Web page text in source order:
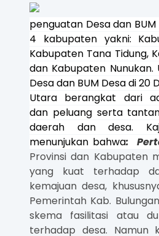
penguatan Desa dan
4 kabupaten yakni:
Kabupaten Tana Tidung,
dan Kabupaten
Desa dan BUM Desa di 20
Utara berangkat dari
dan peluang serta
daerah dan desa.
menunjukan bahwa:
Provinsi dan Kabupaten
yang kuat terhadap
kemajuan desa,
Pemerintah Kab.
skema fasilitasi atau
terhadap desa. Namun